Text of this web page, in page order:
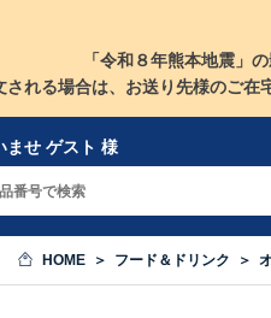
「令和８年熊本地震」
れる場合は、お送り先様のご
ませ ゲスト 様
HOME フード＆ドリンク